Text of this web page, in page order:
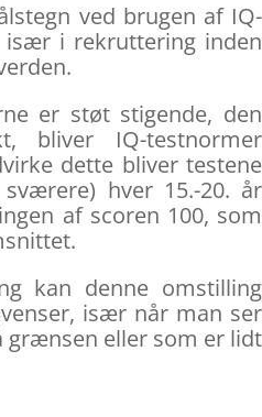
ved brugen af IQ-
i rekruttering inden
er støt stigende, den
bliver IQ-testnormer
dette bliver testene
hver 15.-20. år
af scoren 100, som
kan denne omstilling
især når man ser
grænsen eller som er lidt